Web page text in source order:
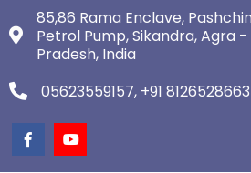
85,86 Rama Enclave,
Petrol Pump, Sikandra, Agra
Pradesh, India
05623559157, +91 8126528663